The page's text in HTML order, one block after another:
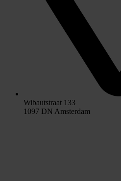
Wibautstraat 133
1097 DN Amsterdam